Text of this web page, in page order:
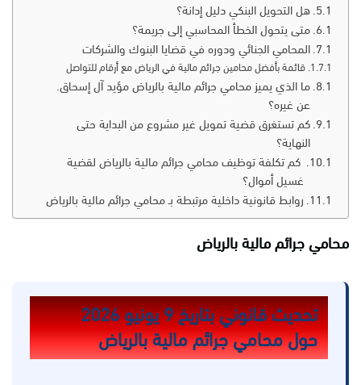
هل التحويل البنكي دليل إدانة؟
متى يتحول الخطأ المحاسبي إلى جريمة؟
المحامي الجنائي ودوره في قضايا البنوك والشركات
قائمة بأفضل محامين جرائم مالية في الرياض مع أرقام للتواصل
ما الذي يميز محامي جرائم مالية بالرياض مؤيد آل إسحاق.
عن غيره؟
كم تستغرق قضية تمويل غير مشروع من البداية حتى
النهاية؟
كم تكلفة توظيف محامي جرائم مالية بالرياض لقضية
غسيل أموال؟
روابط قانونية داخلية مرتبطة بـ محامي جرائم مالية بالرياض
محامي جرائم مالية بالرياض
تحديث قانوني بتاريخ 9 يونيو 2026
حول محامي جرائم مالية بالرياض